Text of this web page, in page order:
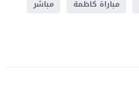
مباراة كاظمة
مباشر